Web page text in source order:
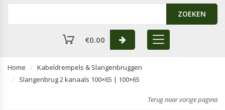
ZOEKEN
€0.00
Home
Kabeldrempels & Slangenbruggen
Slangenbrug 2 kanaals 100×65 | 100×65
Terug naar vorige pagina